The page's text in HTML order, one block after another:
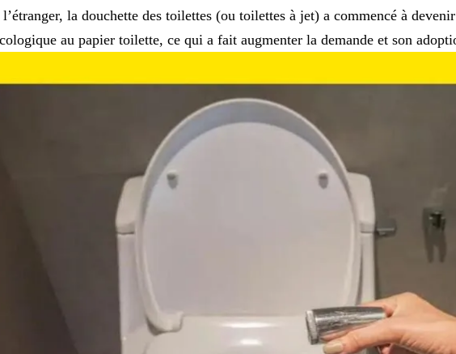
l’étranger, la douchette des toilettes (ou toilettes à jet) a commencé à
au papier toilette, ce qui a fait augmenter la demande et son